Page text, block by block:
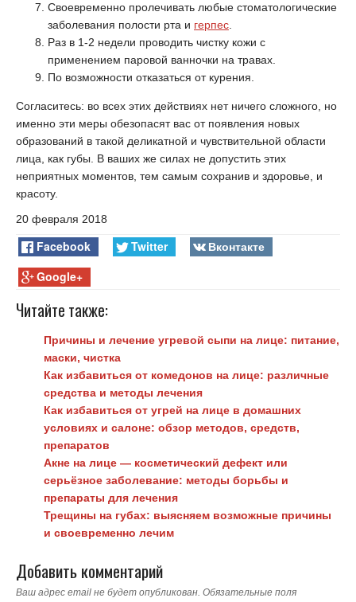
Своевременно пролечивать любые стоматологические
заболевания полости рта и герпес.
Раз в 1-2 недели проводить чистку кожи с
применением паровой ванночки на травах.
По возможности отказаться от курения.
Согласитесь: во всех этих действиях нет ничего сложного, но
именно эти меры обезопасят вас от появления новых
образований в такой деликатной и чувствительной области
лица, как губы. В ваших же силах не допустить этих
неприятных моментов, тем самым сохранив и здоровье, и
красоту.
20 февраля 2018
Facebook Twitter
Вконтакте
Google+
Читайте также:
Причины и лечение угревой сыпи на лице: питание,
маски, чистка
Как избавиться от комедонов на лице: различные
средства и методы лечения
Как избавиться от угрей на лице в домашних
условиях и салоне: обзор методов, средств,
препаратов
Акне на лице — косметический дефект или
серьёзное заболевание: методы борьбы и
препараты для лечения
Трещины на губах: выясняем возможные причины
и своевременно лечим
Добавить комментарий
Ваш адрес email не будет опубликован. Обязательные поля